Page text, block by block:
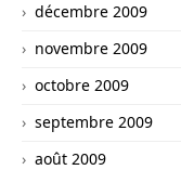
décembre 2009
novembre 2009
octobre 2009
septembre 2009
août 2009